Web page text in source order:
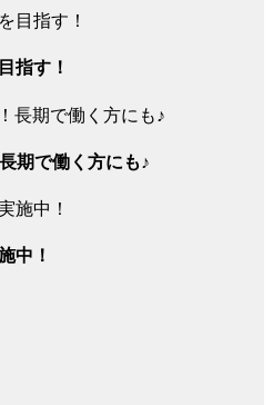
指す！
期で働く方にも♪
中！